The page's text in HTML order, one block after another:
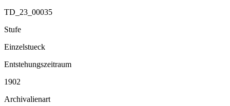
TD_23_00035
Stufe
Einzelstueck
Entstehungszeitraum
1902
Archivalienart